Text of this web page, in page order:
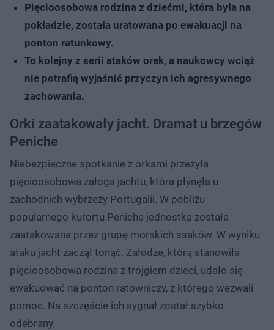
Pięcioosobowa rodzina z dziećmi, która była na
pokładzie, została uratowana po ewakuacji na
ponton ratunkowy.
To kolejny z serii ataków orek, a naukowcy wciąż
nie potrafią wyjaśnić przyczyn ich agresywnego
zachowania.
Orki zaatakowały jacht. Dramat u brzegów
Peniche
Niebezpieczne spotkanie z orkami przeżyła
pięcioosobowa załoga jachtu, która płynęła u
zachodnich wybrzeży Portugalii. W pobliżu
popularnego kurortu Peniche jednostka została
zaatakowana przez grupę morskich ssaków. W wyniku
ataku jacht zaczął tonąć. Załodze, którą stanowiła
pięcioosobowa rodzina z trojgiem dzieci, udało się
ewakuować na ponton ratowniczy, z którego wezwali
pomoc. Na szczęście ich sygnał został szybko
odebrany.